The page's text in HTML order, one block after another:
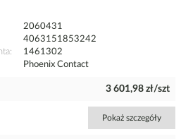
2060431
4063151853242
1461302
Phoenix Contact
3 601,98 zł/szt
Pokaż szczegóły